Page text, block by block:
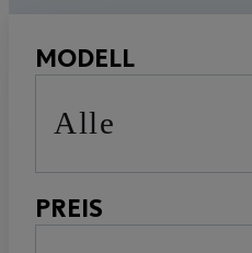
MODELL
Alle
PREIS